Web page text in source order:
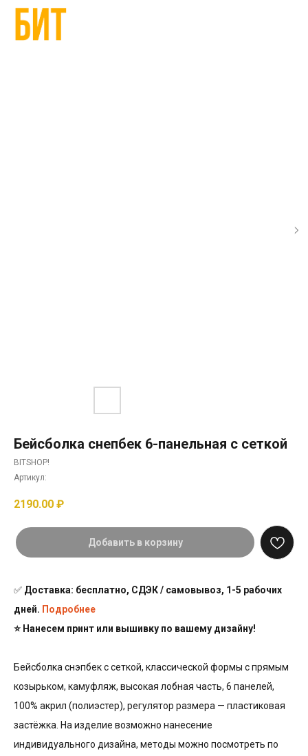
Бейсболка снепбек 6-панельная с сеткой
BITSHOP!
Артикул:
2190.00 ₽
Добавить в корзину
✅ Доставка: бесплатно, СДЭК / самовывоз, 1-5 рабочих
дней. Подробнее
⭐ Нанесем принт или вышивку по вашему дизайну!
Бейсболка снэпбек с сеткой, классической формы с прямым
козырьком, камуфляж, высокая лобная часть, 6 панелей,
100% акрил (полиэстер), регулятор размера — пластиковая
застёжка. На изделие возможно нанесение
индивидуального дизайна, методы можно посмотреть по